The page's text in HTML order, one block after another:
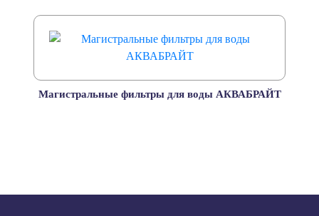
Магистральные фильтры для воды АКВАБРАЙТ